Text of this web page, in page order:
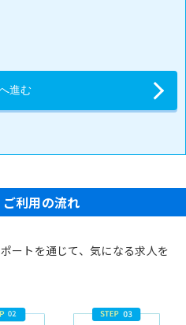
利用の流れ
ートを通じて、気になる求人を